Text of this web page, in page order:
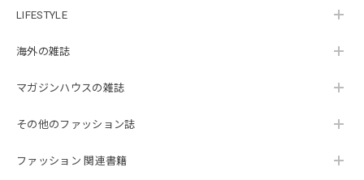
LIFESTYLE
海外の雑誌
マガジンハウスの雑誌
その他のファッション誌
ファッション 関連書籍